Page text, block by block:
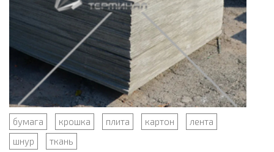
бумага крошка плита картон
лента
шнур
ткань